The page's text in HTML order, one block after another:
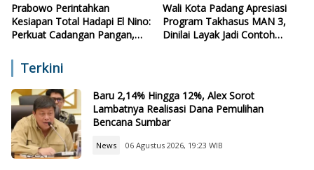
Prabowo Perintahkan
Kesiapan Total Hadapi El Nino:
Perkuat Cadangan Pangan,
Wali Kota Padang Apresiasi
Program Takhasus MAN 3,
Dinilai Layak Jadi Contoh
Terkini
Baru 2,14% Hingga 12%, Alex Sorot
Lambatnya Realisasi Dana Pemulihan
Bencana Sumbar
News 06 Agustus 2026, 19:23 WIB